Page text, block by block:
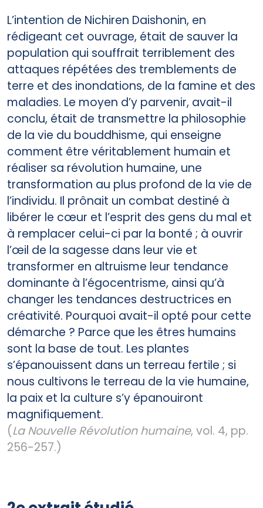
L’intention de Nichiren Daishonin, en
rédigeant cet ouvrage, était de sauver la
population qui souffrait terriblement des
attaques répétées des tremblements de
terre et des inondations, de la famine et des
maladies. Le moyen d’y parvenir, avait-il
conclu, était de transmettre la philosophie
de la vie du bouddhisme, qui enseigne
comment être véritablement humain et
réaliser sa révolution humaine, une
transformation au plus profond de la vie de
l’individu. Il prônait un combat destiné à
libérer le cœur et l’esprit des gens du mal et
à remplacer celui-ci par la bonté ; à ouvrir
l’œil de la sagesse dans leur vie et
transformer en altruisme leur tendance
dominante à l’égocentrisme, ainsi qu’à
changer les tendances destructrices en
créativité. Pourquoi avait-il opté pour cette
démarche ? Parce que les êtres humains
sont la base de tout. Les plantes
s’épanouissent dans un terreau fertile ; si
nous cultivons le terreau de la vie humaine,
la paix et la culture s’y épanouiront
magnifiquement.
(La Nouvelle Révolution humaine, vol. 4, pp.
256-257.)